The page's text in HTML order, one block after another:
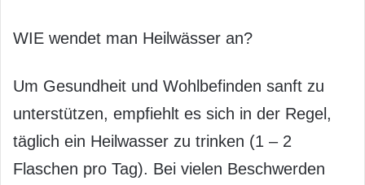
WIE wendet man Heilwässer an?
Um Gesundheit und Wohlbefinden sanft zu
unterstützen, empfiehlt es sich in der Regel,
täglich ein Heilwasser zu trinken (1 – 2
Flaschen pro Tag). Bei vielen Beschwerden